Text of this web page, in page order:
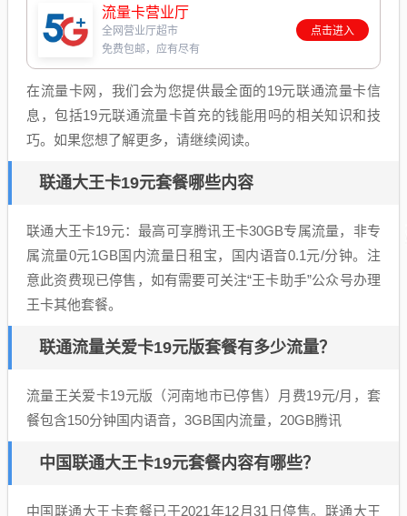
流量卡营业厅
全网营业厅超市
免费包邮，应有尽有
点击进入
在流量卡网，我们会为您提供最全面的19元联通流量卡信
息，包括19元联通流量卡首充的钱能用吗的相关知识和技
巧。如果您想了解更多，请继续阅读。
联通大王卡19元套餐哪些内容
联通大王卡19元：最高可享腾讯王卡30GB专属流量，非专
属流量0元1GB国内流量日租宝，国内语音0.1元/分钟。注
意此资费现已停售，如有需要可关注“王卡助手”公众号办理
王卡其他套餐。
联通流量关爱卡19元版套餐有多少流量？
流量王关爱卡19元版（河南地市已停售）月费19元/月，套
餐包含150分钟国内语音，3GB国内流量，20GB腾讯
中国联通大王卡19元套餐内容有哪些？
中国联通大王卡套餐已于2021年12月31日停售。联通大王